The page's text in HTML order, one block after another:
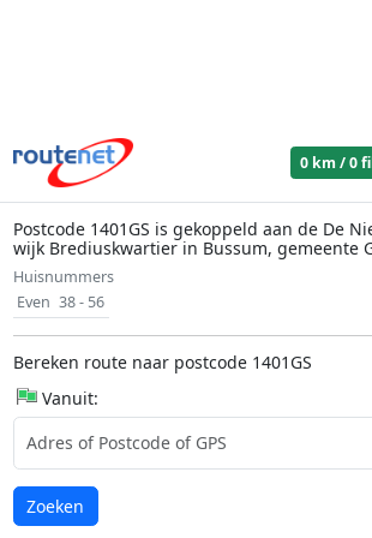
0 km / 0
Postcode 1401GS is gekoppeld aan de De
wijk Brediuskwartier in Bussum, gemeente
Huisnummers
Even 38 - 56
Bereken route naar postcode 1401GS
Vanuit:
Laden...
Zoeken